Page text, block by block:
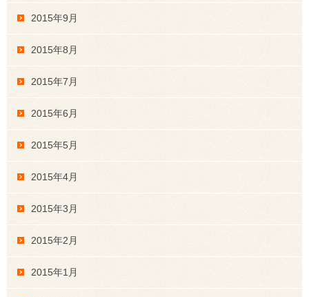
2015年9月
2015年8月
2015年7月
2015年6月
2015年5月
2015年4月
2015年3月
2015年2月
2015年1月